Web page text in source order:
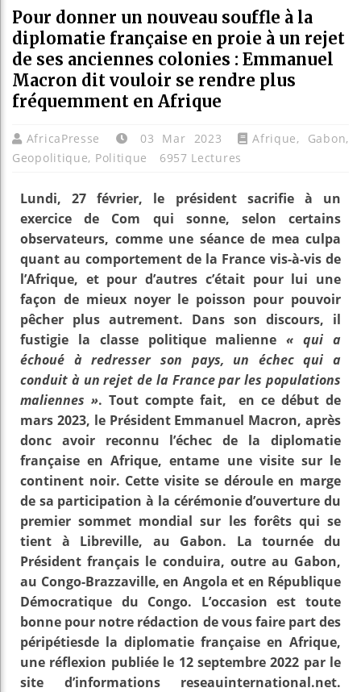
Pour donner un nouveau souffle à la
diplomatie française en proie à un rejet
de ses anciennes colonies : Emmanuel
Macron dit vouloir se rendre plus
fréquemment en Afrique
AfricaPresse 03 Mar 2023 Afrique, Gabon,
Geopolitique, Politique 6957 Lectures
Lundi, 27 février, le président sacrifie à un
exercice de Com qui sonne, selon certains
observateurs, comme une séance de mea culpa
quant au comportement de la France vis-à-vis de
l’Afrique, et pour d’autres c’était pour lui une
façon de mieux noyer le poisson pour pouvoir
pêcher plus autrement. Dans son discours, il
fustigie la classe politique malienne« qui a
échoué à redresser son pays, un échec qui a
conduit à un rejet de la France par les populations
maliennes ». Tout compte fait, en ce début de
mars 2023, le Président Emmanuel Macron, après
donc avoir reconnu l’échec de la diplomatie
française en Afrique, entame une visite sur le
continent noir. Cette visite se déroule en marge
de sa participation à la cérémonie d’ouverture du
premier sommet mondial sur les forêts qui se
tient à Libreville, au Gabon. La tournée du
Président français le conduira, outre au Gabon,
au Congo-Brazzaville, en Angola et en République
Démocratique du Congo. L’occasion est toute
bonne pour notre rédaction de vous faire part des
péripétiesde la diplomatie française en Afrique,
une réflexion publiée le 12 septembre 2022 par le
site d’informations reseauinternational.net.